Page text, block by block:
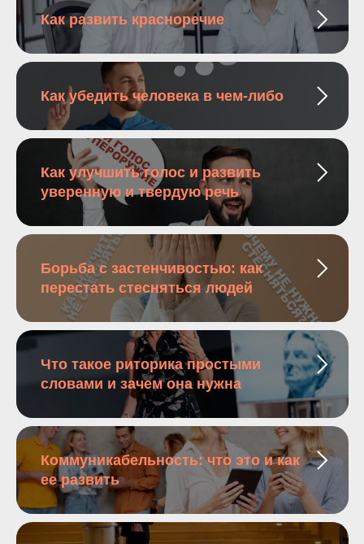
Как развить красноречие
Как убедить человека в чем-либо
Как улучшить голос и развить
уверенную и твердую речь
Борьба с застенчивостью: как
перестать стесняться людей
Что такое риторика простыми
словами и зачем она нужна
Коммуникабельность: что это и как
ее развить